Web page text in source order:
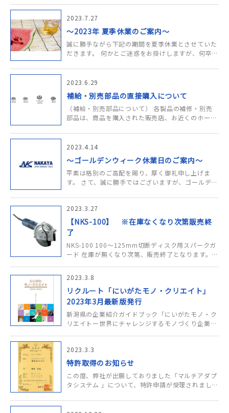
ながら皆様にも良い新年を迎えられますよう、心よ
りお……
2023.7.27
～2023年 夏季休業のご案内～
誠に勝手ながら下記の期間を夏季休業とさせていた
だきます。 何かとご迷惑をお掛けしますが、何卒よ
記 □夏季休業 8月11日
（金）～8月17日（木）……
2023.6.29
補給・別売部品の直接購入について
（補給・別売部品について） 各製品の補修・別売
部品は、商品を購入された販売店、お近くのホーム
にて購入可能ですが、常時在庫ではなくお取り寄せ
になる場合が多いようです。 お急……
2023.4.14
～ゴールデンウィーク休業日のご案内～
平素は格別のご高配を賜り、厚く御礼申し上げま
す。 さて、誠に勝手ではございますが、ゴールデン
す。 休業中はご迷惑をお掛けすることと存じます
が、何卒ご了承くださいますようお……
2023.3.27
【NKS-100】 ※在庫なくなり次第販売終
了
NKS-100 100～125mm切断ディスク用スパークガ
ード 在庫が無くなり次第、販売終了となります。
2023.3.8
リクルート「にいがたモノ・クリエイト」
2023年3月最新版発行
新潟県の企業紹介ガイドブック「にいがたモノ・ク
リエイトー世界にチャレンジするモノづくり企業
に事……
2023.3.3
特許取得のお知らせ
この度、弊社が出願しておりました「マルチアダプ
タシステム 」について、特許申請が受理されました
許7237275号 ……